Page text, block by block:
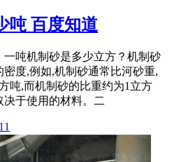
吨 百度知道
吨机制砂是多少立方？机制砂
度,例如,机制砂通常比河砂重,
吨,而机制砂的比重约为1立方
于使用的材料。二